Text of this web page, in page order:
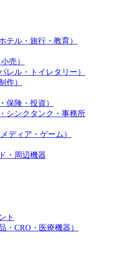
テル・旅行・教育）
売）
レル・トイレタリー）
作）
保険・投資）
シンクタンク・事務所
ディア・ゲーム）
・周辺機器
ト
・CRO・医療機器）